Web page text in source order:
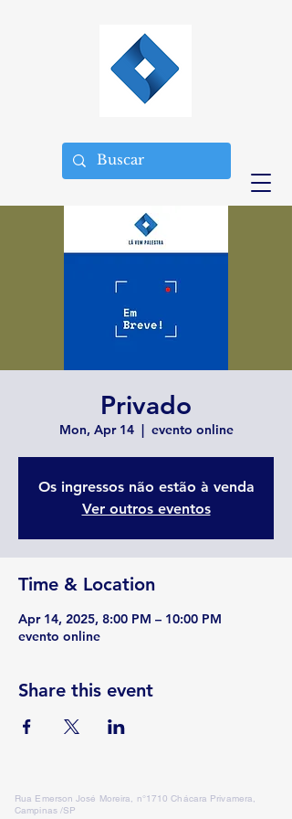
Privado
Mon, Apr 14
  |
evento online
Os ingressos não estão à venda
Ver outros eventos
Time & Location
Apr 14, 2025, 8:00 PM – 10:00 PM
evento online
Share this event
Rua Emerson José Moreira, n°1710 Chácara Privamera,
Campinas /SP